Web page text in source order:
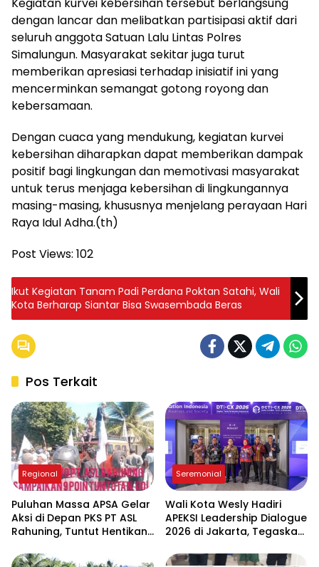
dengan lancar dan melibatkan partisipasi aktif dari
seluruh anggota Satuan Lalu Lintas Polres
Simalungun. Masyarakat sekitar juga turut
memberikan apresiasi terhadap inisiatif ini yang
mencerminkan semangat gotong royong dan
kebersamaan.
Dengan cuaca yang mendukung, kegiatan kurvei
kebersihan diharapkan dapat memberikan dampak
positif bagi lingkungan dan memotivasi masyarakat
untuk terus menjaga kebersihan di lingkungannya
masing-masing, khususnya menjelang perayaan Hari
Raya Idul Adha.(th)
Post Views: 102
Ikut Kegiatan Tanam Padi Perdana Poktan Satahi, Wali
Kota Berharap Siantar Bisa Swasembada Beras
Pos Terkait
Regional
Puluhan Massa APSA Gelar
Aksi di Depan PKS PT ASL
Rahuning, Tuntut Hentikan
Sungai Asahan
Seremonial
Wali Kota Wesly Hadiri
APEKSI Leadership Dialogue
2026 di Jakarta, Tegaskan
Pemko Pematangsiantar